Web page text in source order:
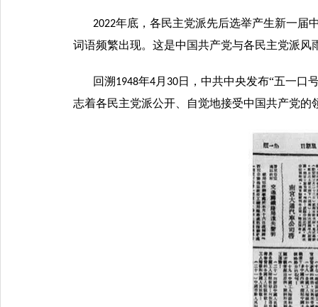
2022年底，各民主党派先后选举产生新一届
词语频繁出现。这是中国共产党与各民主党派
回溯1948年4月 30日，中共中央发布“五一口
志着各民主党派公开、自觉地接受中国共产党